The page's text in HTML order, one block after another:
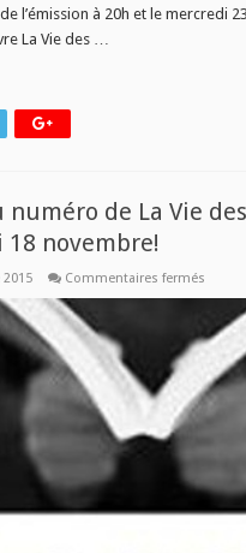
l’émission à 20h et le mercredi
La Vie des …
numéro de La Vie
18 novembre!
Commentaires fermés
de
La
des
Livres
ce